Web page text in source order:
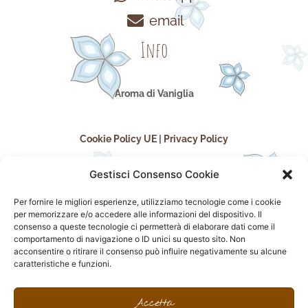
Gestisci Consenso Cookie
Per fornire le migliori esperienze, utilizziamo tecnologie come i cookie
per memorizzare e/o accedere alle informazioni del dispositivo. Il
consenso a queste tecnologie ci permetterà di elaborare dati come il
comportamento di navigazione o ID unici su questo sito. Non
acconsentire o ritirare il consenso può influire negativamente su alcune
caratteristiche e funzioni.
Accetta
email
Info
Aroma di Vaniglia
Cookie Policy UE Privacy Policy
seguici sui social
F
I
n
P
i
F